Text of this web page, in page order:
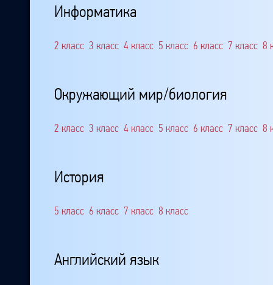
Информатика
2 класс 3 класс 4 класс 5 класс 6 класс 7 класс 8
Окружающий мир/биология
2 класс 3 класс 4 класс 5 класс 6 класс 7 класс 8
История
5 класс 6 класс 7 класс 8 класс
Английский язык